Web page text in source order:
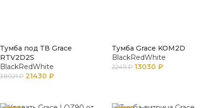
Тумба под ТВ Grace
RTV2D2S
BlackRedWhite
38021₽ 21430 ₽
Тумба Grace KOM2D
BlackRedWhite
22411₽ 13030 ₽